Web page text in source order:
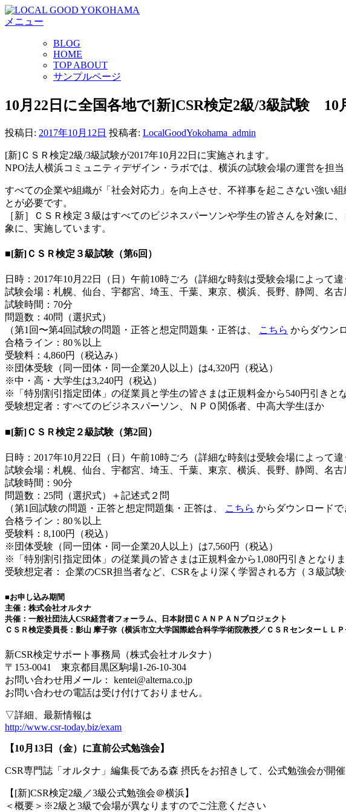
コ
ン
キ
ッ
メニュー
BLOG
HOME
TOP ABOUT
サンプルページ
10月22日に全国各地で[新]CSR検定2級/3級試験 10
投稿日: 2017年10月12日 投稿者: LocalGoodYokohama_admin
[新]ＣＳＲ検定2級/3級試験が2017年10月22日に実施されます。
NPO法人横浜コミュニティデザイン・ラボでは、横浜の試験会場の運営を担当
すべての企業や組織が「社会対応力」を向上させ、不祥事を起こさない強い
とが必要です。
［新］ＣＳＲ検定３級はすべてのビジネスパーソンや学生の皆さんを対象
象に、実施しています。
■[新]ＣＳＲ検定３級試験（第6回）
日時：2017年10月22日（日）午前10時ごろ（詳細な時刻は受験会場によって
試験会場：札幌、仙台、宇都宮、埼玉、千葉、東京、横浜、長野、静岡、名
試験時間：70分
問題数：40問（選択式）
（第1回〜第4回試験の問題・正答と想定問題集・正答は、
こちら からダウン
合格ライン：80％以上
受験料：4,860円（税込み）
※団体受験（同一団体・同一企業20人以上）は4,320円（税込）
※中・高・大学生は3,240円（税込）
※「特別割引指定団体」の従業員と学生の皆さまは正規料金から540円引きと
受験想定者：すべてのビジネスパーソン、ＮＰＯ関係者、中高大学生ほか
■[新]ＣＳＲ検定２級試験（第2回）
日時：2017年10月22日（日）午前10時ごろ（詳細な時刻は受験会場によって
試験会場：札幌、仙台、宇都宮、埼玉、千葉、東京、横浜、長野、静岡、名
試験時間：90分
問題数：25問（選択式）＋記述式２問
（第1回試験の問題・正答と想定問題集・正答は、
こちら からダウンロードで
合格ライン：80％以上
受験料：8,100円（税込）
※団体受験（同一団体・同一企業20人以上）は7,560円（税込）
※「特別割引指定団体」の従業員の皆さまは正規料金から1,080円引きとなりま
受験想定者： 企業のCSR担当者など、CSRをより深く学習される方（３級試験
■お申し込み期間
主催：株式会社オルタナ
共催：一般社団法人CSR経営者フォーラム、日本財団ＣＡＮＰＡＮプロジェクト
ＣＳＲ検定委員長：影山 摩子弥（横浜市立大学国際総合科学学術院教授／ＣＳＲセンターＬＬＰ
新CSR検定サポート事務局（株式会社オルタナ）
〒153-0041 東京都目黒区駒場1-26-10-304
お問い合わせ用メール： kentei@alterna.co.jp
お問い合わせの電話は受け付けておりません。
▽詳細、最新情報は
http://www.csr-today.biz/exam
【10月13日（金）に直前公式勉強会】
CSR専門誌「オルタナ」編集長である森 摂氏をお招きして、公式勉強会が開催
【[新]CSR検定2級／3級公式勉強会＠横浜】
＜概要＞※2級と3級で会場が異なりますのでご注意ください